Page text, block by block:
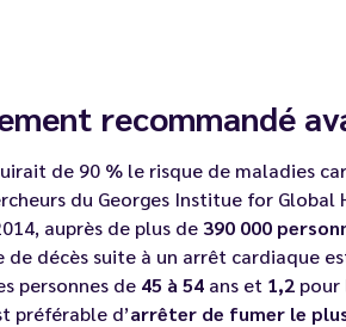
recommandé
de 90 % le risque de maladies
du Georges Institue for Global
auprès de plus de 390 000
décès suite à un arrêt cardiaque
personnes de 45 à 54 ans et 1,2 pour
préférable d’arrêter de fumer le